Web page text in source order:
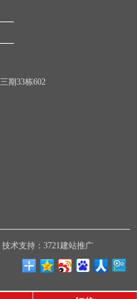
期33栋602
技术支持：3721建站推广